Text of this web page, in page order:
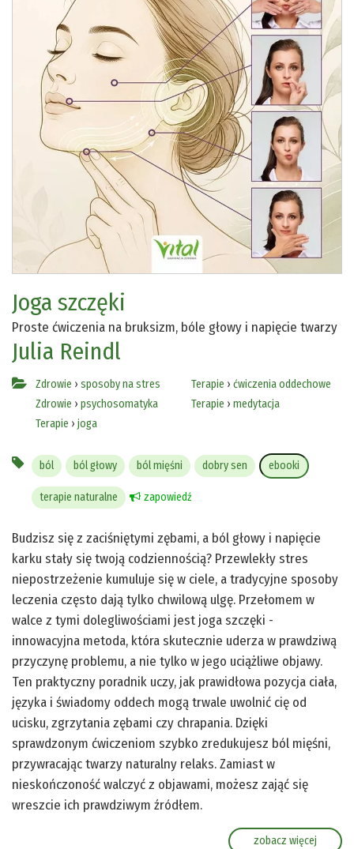
Joga szczęki
Proste ćwiczenia na bruksizm, bóle głowy i napięcie twarzy
Julia Reindl
Zdrowie › sposoby na stres
Zdrowie › psychosomatyka
Terapie › joga
Terapie › ćwiczenia oddechowe
Terapie › medytacja
ból ból głowy ból mięśni dobry sen ebooki
terapie naturalne zapowiedź
Budzisz się z zaciśniętymi zębami, a ból głowy i napięcie
karku stały się twoją codziennością? Przewlekły stres
niepostrzeżenie kumuluje się w ciele, a tradycyjne sposoby
leczenia często dają tylko chwilową ulgę. Przełomem w
walce z tymi dolegliwościami jest joga szczęki -
innowacyjna metoda, która skutecznie uderza w prawdziwą
przyczynę problemu, a nie tylko w jego uciążliwe objawy.
Ten praktyczny poradnik uczy, jak prawidłowa pozycja ciała,
języka i świadomy oddech mogą trwale uwolnić cię od
ucisku, zgrzytania zębami czy chrapania. Dzięki
sprawdzonym ćwiczeniom szybko zredukujesz ból mięśni,
przywracając twarzy naturalny relaks. Zamiast w
nieskończoność walczyć z objawami, możesz zająć się
wreszcie ich prawdziwym źródłem.
zobacz więcej